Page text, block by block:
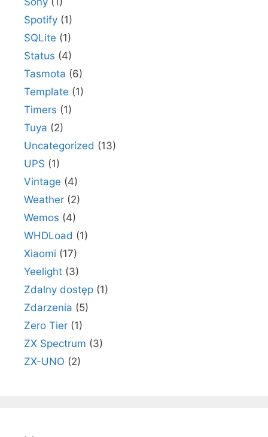
Spotify (1)
SQLite (1)
Status (4)
Tasmota (6)
Template (1)
Timers (1)
Tuya (2)
Uncategorized (13)
UPS (1)
Vintage (4)
Weather (2)
Wemos (4)
WHDLoad (1)
Xiaomi (17)
Yeelight (3)
Zdalny dostęp (1)
Zdarzenia (5)
Zero Tier (1)
ZX Spectrum (3)
ZX-UNO (2)